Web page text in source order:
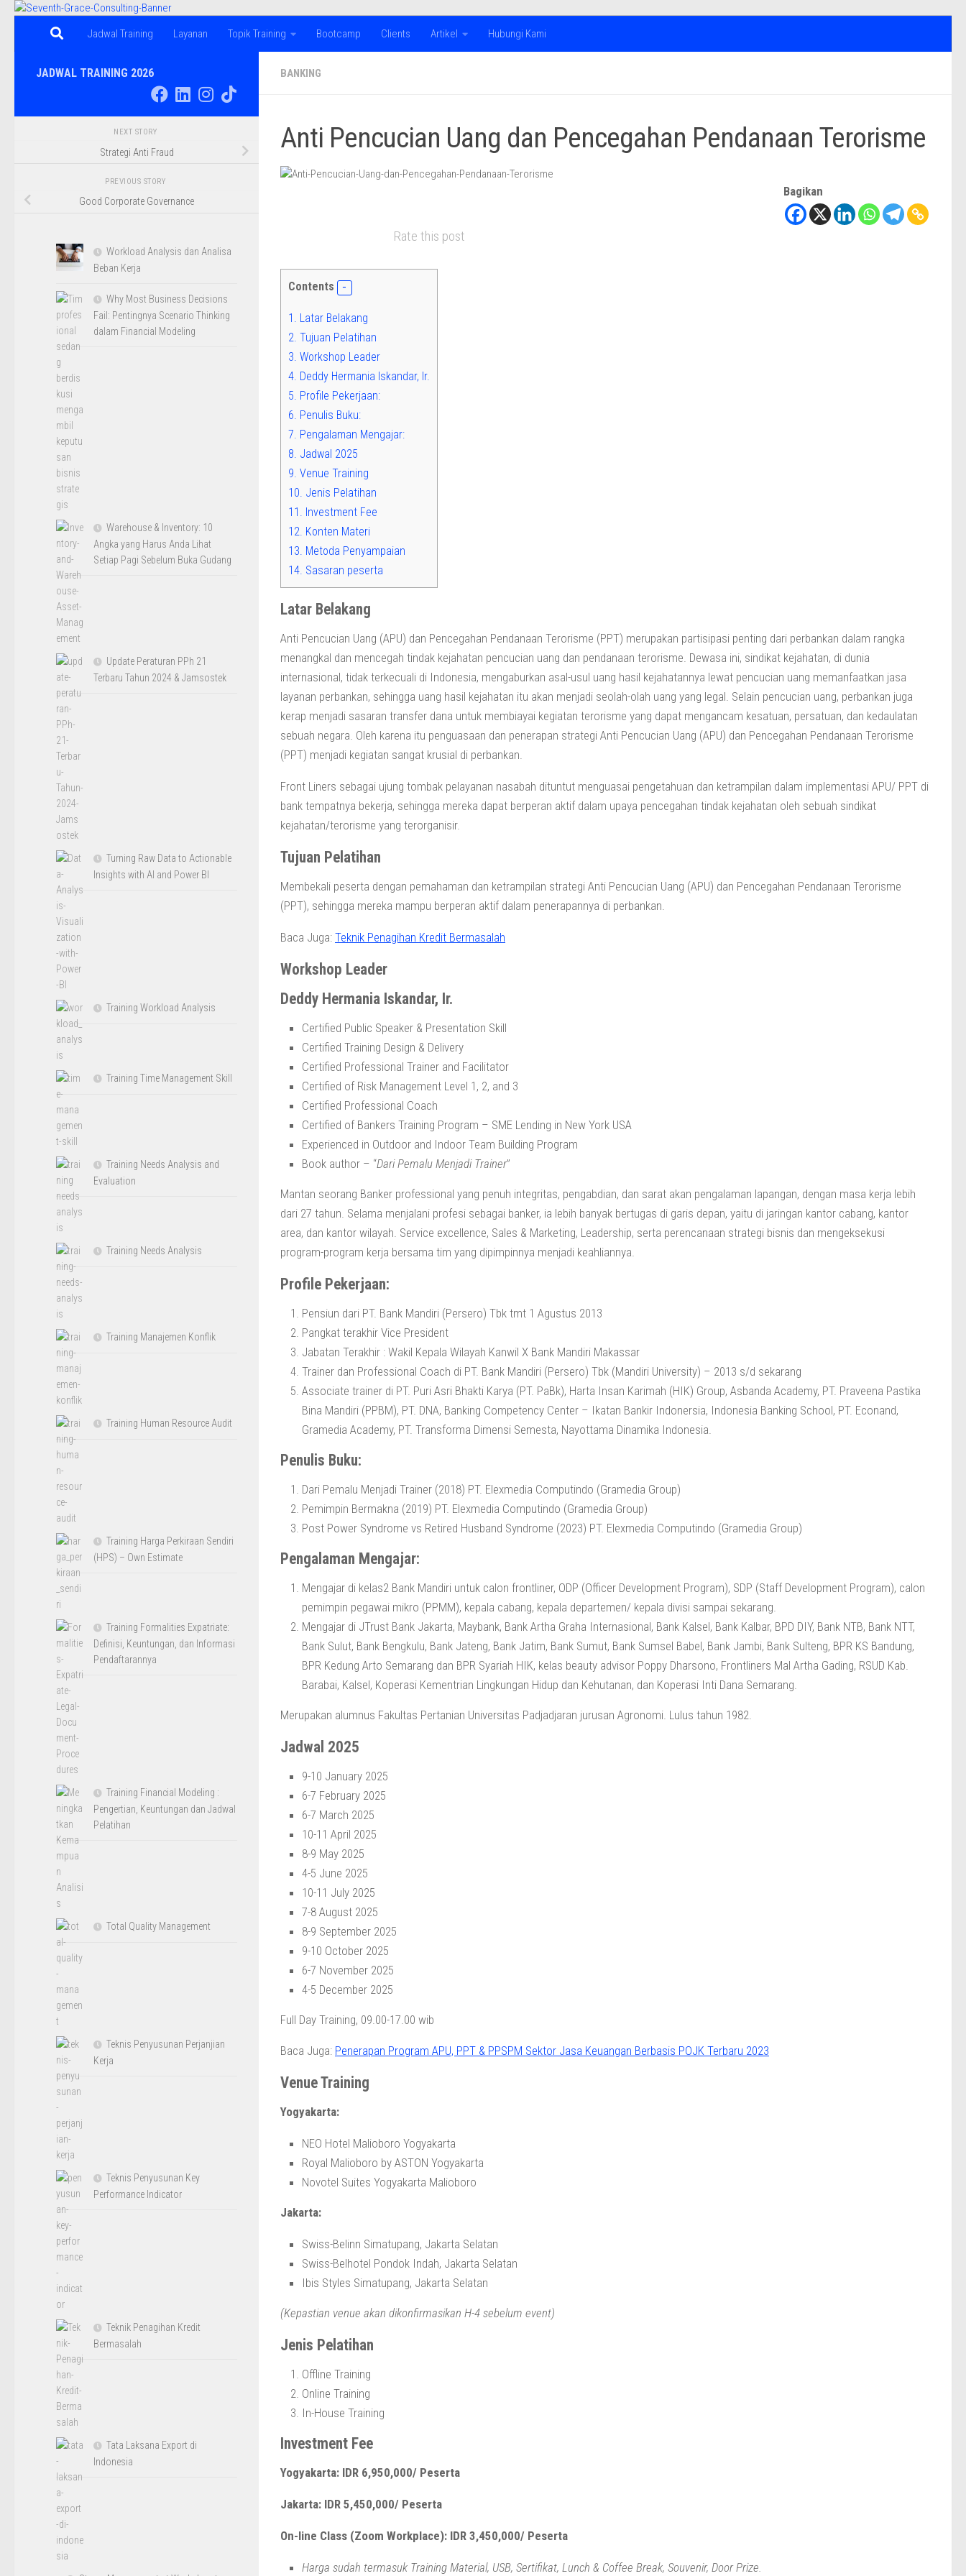
Skip to content
Corporate Training Provider | Public & In-House Training | Helping Organizations Build High-Performing Teams
Jadwal Training Layanan Topik Training Bootcamp Clients Artikel Hubungi Kami
BANKING
Anti Pencucian Uang dan Pencegahan Pendanaan Terorisme
Bagikan
Rate this post
Contents
1. Latar Belakang
2. Tujuan Pelatihan
3. Workshop Leader
4. Deddy Hermania Iskandar, Ir.
5. Profile Pekerjaan:
6. Penulis Buku:
7. Pengalaman Mengajar:
8. Jadwal 2025
9. Venue Training
10. Jenis Pelatihan
11. Investment Fee
12. Konten Materi
13. Metoda Penyampaian
14. Sasaran peserta
Latar Belakang
Anti Pencucian Uang (APU) dan Pencegahan Pendanaan Terorisme (PPT) merupakan partisipasi penting dari perbankan dalam rangka
menangkal dan mencegah tindak kejahatan pencucian uang dan pendanaan terorisme. Dewasa ini, sindikat kejahatan, di dunia
internasional, tidak terkecuali di Indonesia, mengaburkan asal-usul uang hasil kejahatannya lewat pencucian uang memanfaatkan jasa
layanan perbankan, sehingga uang hasil kejahatan itu akan menjadi seolah-olah uang yang legal. Selain pencucian uang, perbankan juga
kerap menjadi sasaran transfer dana untuk membiayai kegiatan terorisme yang dapat mengancam kesatuan, persatuan, dan kedaulatan
sebuah negara. Oleh karena itu penguasaan dan penerapan strategi Anti Pencucian Uang (APU) dan Pencegahan Pendanaan Terorisme
(PPT) menjadi kegiatan sangat krusial di perbankan.
Front Liners sebagai ujung tombak pelayanan nasabah dituntut menguasai pengetahuan dan ketrampilan dalam implementasi APU/ PPT di
bank tempatnya bekerja, sehingga mereka dapat berperan aktif dalam upaya pencegahan tindak kejahatan oleh sebuah sindikat
kejahatan/terorisme yang terorganisir.
Tujuan Pelatihan
Membekali peserta dengan pemahaman dan ketrampilan strategi Anti Pencucian Uang (APU) dan Pencegahan Pendanaan Terorisme
(PPT), sehingga mereka mampu berperan aktif dalam penerapannya di perbankan.
Baca Juga: Teknik Penagihan Kredit Bermasalah
Workshop Leader
Deddy Hermania Iskandar, Ir.
Certified Public Speaker & Presentation Skill
Certified Training Design & Delivery
Certified Professional Trainer and Facilitator
Certified of Risk Management Level 1, 2, and 3
Certified Professional Coach
Certified of Bankers Training Program – SME Lending in New York USA
Experienced in Outdoor and Indoor Team Building Program
Book author – “Dari Pemalu Menjadi Trainer”
Mantan seorang Banker professional yang penuh integritas, pengabdian, dan sarat akan pengalaman lapangan, dengan masa kerja lebih
dari 27 tahun. Selama menjalani profesi sebagai banker, ia lebih banyak bertugas di garis depan, yaitu di jaringan kantor cabang, kantor
area, dan kantor wilayah. Service excellence, Sales & Marketing, Leadership, serta perencanaan strategi bisnis dan mengeksekusi
program-program kerja bersama tim yang dipimpinnya menjadi keahliannya.
Profile Pekerjaan:
Pensiun dari PT. Bank Mandiri (Persero) Tbk tmt 1 Agustus 2013
Pangkat terakhir Vice President
Jabatan Terakhir : Wakil Kepala Wilayah Kanwil X Bank Mandiri Makassar
Trainer dan Professional Coach di PT. Bank Mandiri (Persero) Tbk (Mandiri University) – 2013 s/d sekarang
Associate trainer di PT. Puri Asri Bhakti Karya (PT. PaBk), Harta Insan Karimah (HIK) Group, Asbanda Academy, PT. Praveena Pastika
Bina Mandiri (PPBM), PT. DNA, Banking Competency Center – Ikatan Bankir Indonersia, Indonesia Banking School, PT. Econand,
Gramedia Academy, PT. Transforma Dimensi Semesta, Nayottama Dinamika Indonesia.
Penulis Buku:
Dari Pemalu Menjadi Trainer (2018) PT. Elexmedia Computindo (Gramedia Group)
Pemimpin Bermakna (2019) PT. Elexmedia Computindo (Gramedia Group)
Post Power Syndrome vs Retired Husband Syndrome (2023) PT. Elexmedia Computindo (Gramedia Group)
Pengalaman Mengajar:
Mengajar di kelas2 Bank Mandiri untuk calon frontliner, ODP (Officer Development Program), SDP (Staff Development Program), calon
pemimpin pegawai mikro (PPMM), kepala cabang, kepala departemen/ kepala divisi sampai sekarang.
Mengajar di JTrust Bank Jakarta, Maybank, Bank Artha Graha Internasional, Bank Kalsel, Bank Kalbar, BPD DIY, Bank NTB, Bank NTT,
Bank Sulut, Bank Bengkulu, Bank Jateng, Bank Jatim, Bank Sumut, Bank Sumsel Babel, Bank Jambi, Bank Sulteng, BPR KS Bandung,
BPR Kedung Arto Semarang dan BPR Syariah HIK, kelas beauty advisor Poppy Dharsono, Frontliners Mal Artha Gading, RSUD Kab.
Barabai, Kalsel, Koperasi Kementrian Lingkungan Hidup dan Kehutanan, dan Koperasi Inti Dana Semarang.
Merupakan alumnus Fakultas Pertanian Universitas Padjadjaran jurusan Agronomi. Lulus tahun 1982.
Jadwal 2025
9-10 January 2025
6-7 February 2025
6-7 March 2025
10-11 April 2025
8-9 May 2025
4-5 June 2025
10-11 July 2025
7-8 August 2025
8-9 September 2025
9-10 October 2025
6-7 November 2025
4-5 December 2025
Full Day Training, 09.00-17.00 wib
Baca Juga: Penerapan Program APU, PPT & PPSPM Sektor Jasa Keuangan Berbasis POJK Terbaru 2023
Venue Training
Yogyakarta:
NEO Hotel Malioboro Yogyakarta
Royal Malioboro by ASTON Yogyakarta
Novotel Suites Yogyakarta Malioboro
Jakarta:
Swiss-Belinn Simatupang, Jakarta Selatan
Swiss-Belhotel Pondok Indah, Jakarta Selatan
Ibis Styles Simatupang, Jakarta Selatan
(Kepastian venue akan dikonfirmasikan H-4 sebelum event)
Jenis Pelatihan
Offline Training
Online Training
In-House Training
Investment Fee
Yogyakarta: IDR 6,950,000/ Peserta
Jakarta: IDR 5,450,000/ Peserta
On-line Class (Zoom Workplace): IDR 3,450,000/ Peserta
Harga sudah termasuk Training Material, USB, Sertifikat, Lunch & Coffee Break, Souvenir, Door Prize.
JADWAL TRAINING 2026
NEXT STORY
Strategi Anti Fraud
PREVIOUS STORY
Good Corporate Governance
Workload Analysis dan Analisa
Beban Kerja
Why Most Business Decisions
Fail: Pentingnya Scenario Thinking
dalam Financial Modeling
Warehouse & Inventory: 10
Angka yang Harus Anda Lihat
Setiap Pagi Sebelum Buka Gudang
Update Peraturan PPh 21
Terbaru Tahun 2024 & Jamsostek
Turning Raw Data to Actionable
Insights with AI and Power BI
Training Workload Analysis
Training Time Management Skill
Training Needs Analysis and
Evaluation
Training Needs Analysis
Training Manajemen Konflik
Training Human Resource Audit
Training Harga Perkiraan Sendiri
(HPS) – Own Estimate
Training Formalities Expatriate:
Definisi, Keuntungan, dan Informasi
Pendaftarannya
Training Financial Modeling :
Pengertian, Keuntungan dan Jadwal
Pelatihan
Total Quality Management
Teknis Penyusunan Perjanjian
Kerja
Teknis Penyusunan Key
Performance Indicator
Teknik Penagihan Kredit
Bermasalah
Tata Laksana Export di
Indonesia